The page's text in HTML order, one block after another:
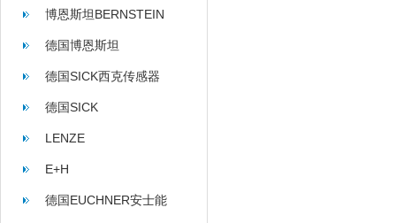
博恩斯坦BERNSTEIN
德国博恩斯坦
BERNSTEIN
德国SICK西克传感器
德国SICK
LENZE
E+H
德国EUCHNER安士能